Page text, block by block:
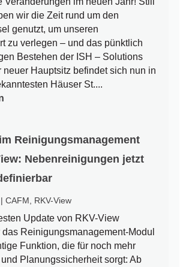
wir die Zeit rund um den
genutzt, um unseren
zu verlegen – und das pünktlich
Bestehen der ISH – Solutions
neuer Hauptsitz befindet sich nun in
Häuser St....
Reinigungsmanagement
Nebenreinigungen jetzt
|CAFM RKV-View
Update von RKV-View
Reinigungsmanagement-Modul
Funktion, die für noch mehr
Planungssicherheit sorgt: Ab